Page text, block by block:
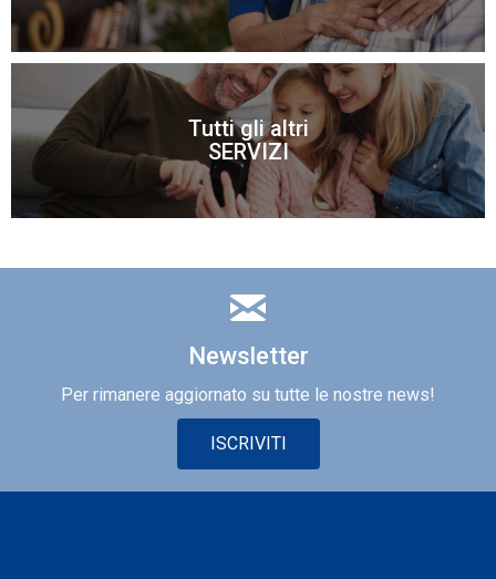
Tutti gli altri
SERVIZI
Scopri di più
Newsletter
Per rimanere aggiornato su tutte le nostre news!
ISCRIVITI